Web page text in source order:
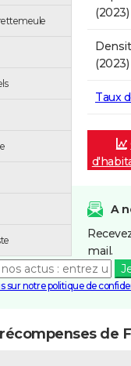
(2023)
(2023)
Taux
A
mail.
sur notre politique de
de